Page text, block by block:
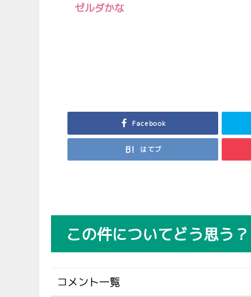
ゼルダかな
Facebook
はてブ
この件についてどう思う？
コメント一覧